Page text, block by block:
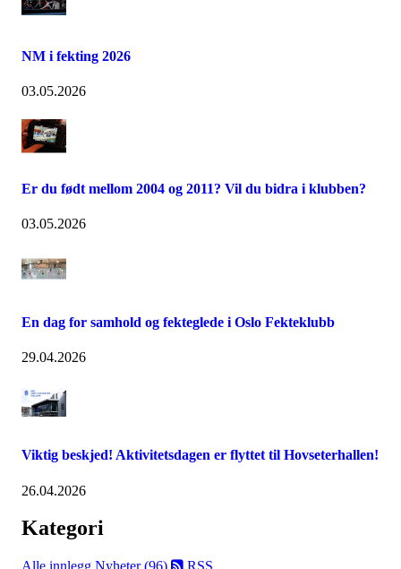
NM i fekting 2026
03.05.2026
Er du født mellom 2004 og 2011? Vil du bidra i klubben?
03.05.2026
En dag for samhold og fekteglede i Oslo Fekteklubb
29.04.2026
Viktig beskjed! Aktivitetsdagen er flyttet til Hovseterhallen!
26.04.2026
Kategori